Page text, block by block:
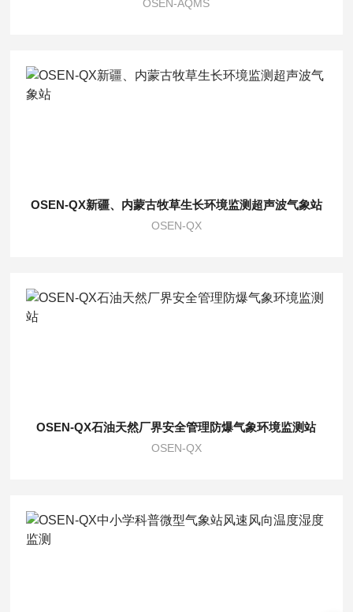
OSEN-AQMS
OSEN-QX新疆、内蒙古牧草生长环境监测超声波气象站
OSEN-QX
OSEN-QX石油天然厂界安全管理防爆气象环境监测站
OSEN-QX